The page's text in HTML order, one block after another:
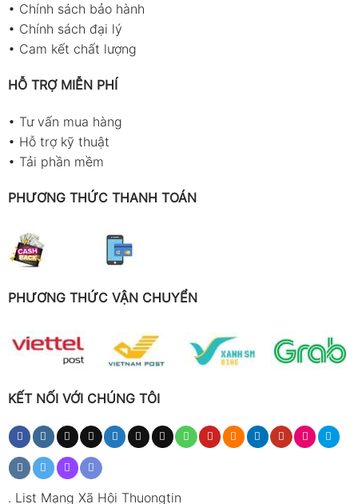
• Chính sách bảo hành
• Chính sách đại lý
• Cam kết chất lượng
HỖ TRỢ MIỄN PHÍ
• Tư vấn mua hàng
• Hỗ trợ kỹ thuật
• Tải phần mềm
PHƯƠNG THỨC THANH TOÁN
PHƯƠNG THỨC VẬN CHUYỂN
KẾT NỐI VỚI CHÚNG TÔI
. List Mạng Xã Hội Thuongtin